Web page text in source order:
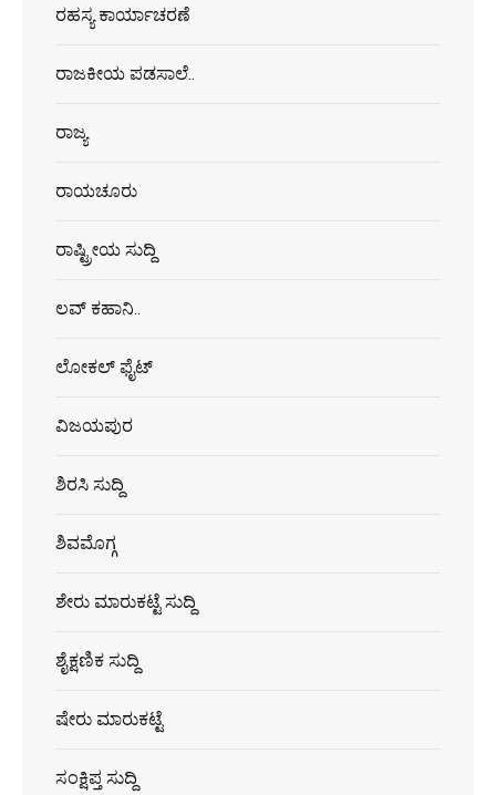
ರಹಸ್ಯ ಕಾರ್ಯಾಚರಣೆ
ರಾಜಕೀಯ ಪಡಸಾಲೆ..
ರಾಜ್ಯ
ರಾಯಚೂರು
ರಾಷ್ಟ್ರೀಯ ಸುದ್ದಿ
ಲವ್ ಕಹಾನಿ..
ಲೋಕಲ್ ಫೈಟ್
ವಿಜಯಪುರ
ಶಿರಸಿ ಸುದ್ದಿ
ಶಿವಮೊಗ್ಗ
ಶೇರು ಮಾರುಕಟ್ಟೆ ಸುದ್ದಿ
ಶೈಕ್ಷಣಿಕ ಸುದ್ದಿ
ಷೇರು ಮಾರುಕಟ್ಟೆ
ಸಂಕ್ಷಿಪ್ತ ಸುದ್ದಿ